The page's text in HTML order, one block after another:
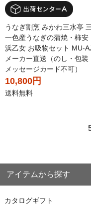
うなぎ割烹 みかわ三水亭
一色産うなぎの蒲焼・柿安
浜乙女 お吸物セット MU-
メーカー直送（のし・包装
メッセージカード不可）
10,800円
送料無料
アイテムから探す
カタログギフト